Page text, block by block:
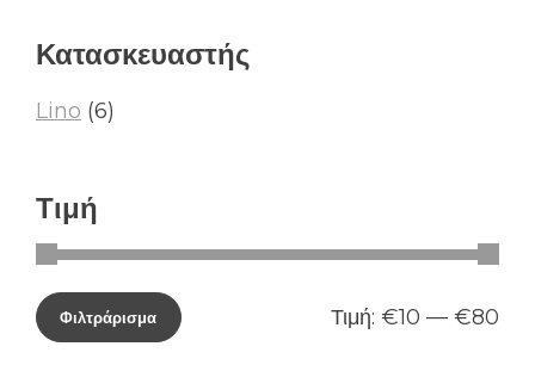
Κατασκευαστής
Lino (6)
Τιμή
Φιλτράρισμα Τιμή: €10 — €80